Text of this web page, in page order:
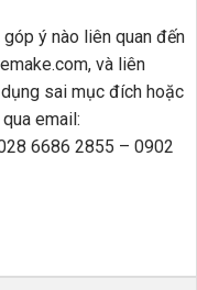
ý nào liên quan đến
và liên
sai mục đích hoặc
email:
6686 2855 – 0902